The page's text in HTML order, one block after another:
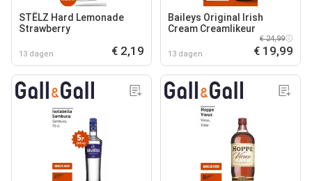
STËLZ Hard Lemonade
Strawberry
13 dagen € 2,19
Baileys Original Irish
Cream Creamlikeur
13 dagen
€ 24,99
€ 19,99